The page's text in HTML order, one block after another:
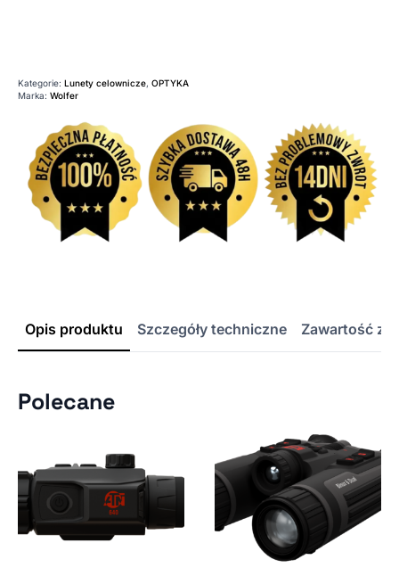
Kategorie: Lunety celownicze, OPTYKA
Marka: Wolfer
Opis produktu Szczegóły techniczne Zawartość
Polecane